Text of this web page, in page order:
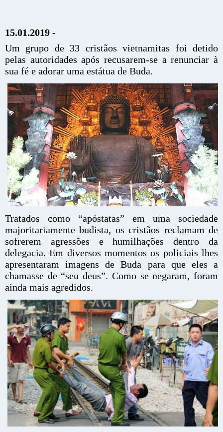
15.01.2019 -
Um grupo de 33 cristãos vietnamitas foi detido
pelas autoridades após recusarem-se a renunciar à
sua fé e adorar uma estátua de Buda.
Tratados como “apóstatas” em uma sociedade
majoritariamente budista, os cristãos reclamam de
sofrerem agressões e humilhações dentro da
delegacia. Em diversos momentos os policiais lhes
apresentaram imagens de Buda para que eles a
chamasse de “seu deus”. Como se negaram, foram
ainda mais agredidos.